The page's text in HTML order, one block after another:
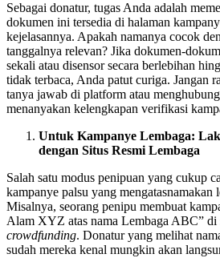
Sebagai donatur, tugas Anda adalah
dokumen ini tersedia di halaman
kejelasannya. Apakah namanya cocok
tanggalnya relevan? Jika dokumen-
sekali atau disensor secara berlebihan
tidak terbaca, Anda patut curiga. Jangan
tanya jawab di platform atau
menanyakan kelengkapan verifikasi
Untuk Kampanye Lembaga:
dengan Situs Resmi Lembaga
Salah satu modus penipuan yang cukup
kampanye palsu yang mengatasnamakan
Misalnya, seorang penipu membuat
Alam XYZ atas nama Lembaga ABC” di
crowdfunding. Donatur yang melihat
sudah mereka kenal mungkin akan